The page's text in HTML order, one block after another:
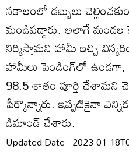
సకాలంలో డబ్బులు
మండిపడ్డారు. అలాగే మండల
నిర్మిస్తామని హామీ ఇచ్చి
హామీలు పెండింగ్‌లో
98.5 శాతం పూర్తి చేశామని
పేర్కొన్నారు. ఇప్పటికైనా
డిమాండ్‌ చేశారు.
Updated Date - 2023-01-